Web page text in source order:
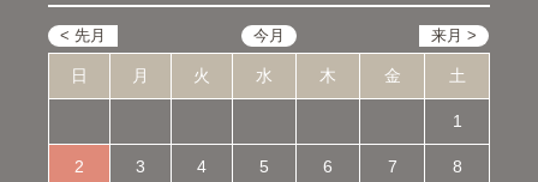
日 月 火 水 木 金 土
1
2 3 4 5 6 7 8